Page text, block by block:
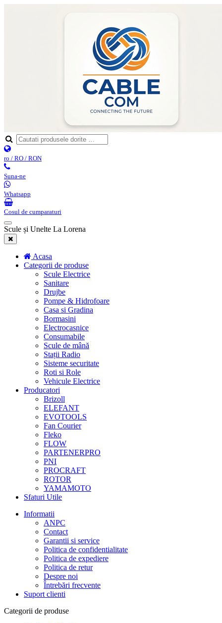
ro / RO / RON
Suna-ne
Whatsapp
Cosul de cumparaturi
Scule și Unelte La Lorena
Acasa
Categorii de produse
Scule Electrice
Sanitare
Drujbe
Pompe & Hidrofoare
Casa si Gradina
Bormasini
Electrocasnice
Consumabile
Scule de mână
Stații Radio
Sisteme securitate
Roti si Role
Vehicule Electrice
Producatori
Brizoll
ELEFANT
EVOTOOLS
Fan Courier
Fleko
FLOW
PARTENERPRO
PNI
PROCRAFT
ROTOR
YAMAMOTO
Sfaturi Utile
Informatii
ANPC
Contact
Garantii si service
Politica de confidentialitate
Politica de expediere
Politica de retur
Despre noi
Întrebări frecvente
Suport clienti
Categorii de produse